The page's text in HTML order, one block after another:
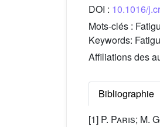
DOI : 10.1016/
Mots-clés :
Keywords:
Affiliations des
Bibliographie
[1] P. Paris; M.